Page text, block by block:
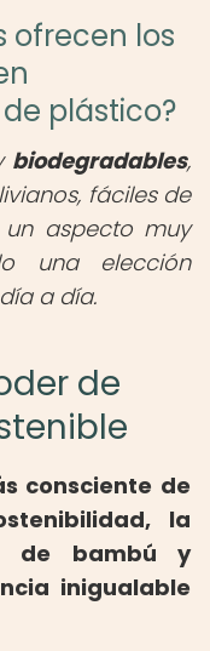
ofrecen los
plástico?
biodegradables,
fáciles de
aspecto muy
una elección
a día.
de
consciente de
la
de bambú y
inigualable